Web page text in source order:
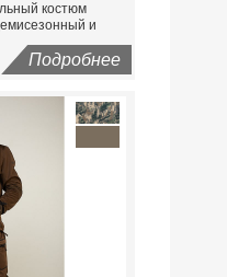
костюм
и
Подробнее